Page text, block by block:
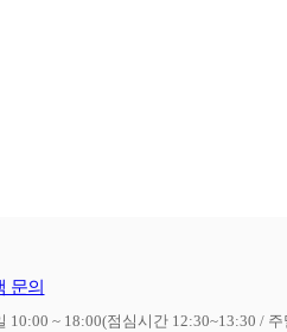
문의
10:00 ~ 18:00(점심시간 12:30~13:30 /